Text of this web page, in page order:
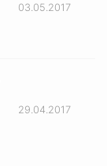
03.05.2017
29.04.2017